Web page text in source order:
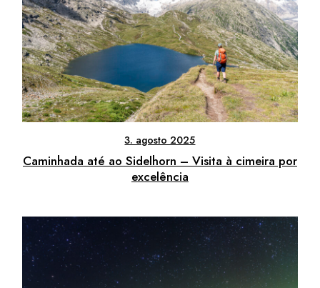
3. agosto 2025
Caminhada até ao Sidelhorn – Visita à cimeira por
excelência